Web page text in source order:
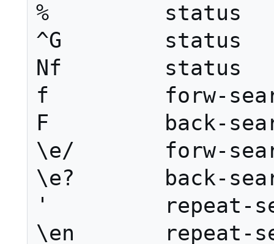
%         status
^G        status
Nf        status
f         forw-
F         back-
\e/       forw-
\e?       back-
'         repeat-
\en       repeat-